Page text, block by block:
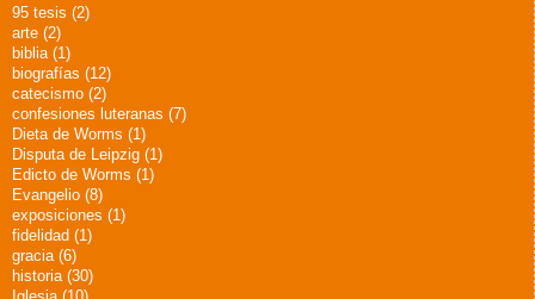
95 tesis (2)
arte (2)
biblia (1)
biografías (12)
catecismo (2)
confesiones luteranas (7)
Dieta de Worms (1)
Disputa de Leipzig (1)
Edicto de Worms (1)
Evangelio (8)
exposiciones (1)
fidelidad (1)
gracia (6)
historia (30)